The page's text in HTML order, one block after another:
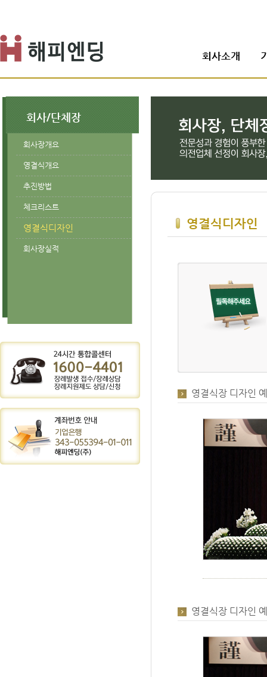
회사소개
회사/단체장
회사장개요
영결식개요
추진방법
체크리스트
영결식디자인
회사장실적
영결식디자인
영결식장 디자인
영결식장 디자인